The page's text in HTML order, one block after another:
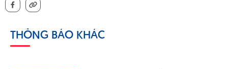
THÔNG BÁO KHÁC